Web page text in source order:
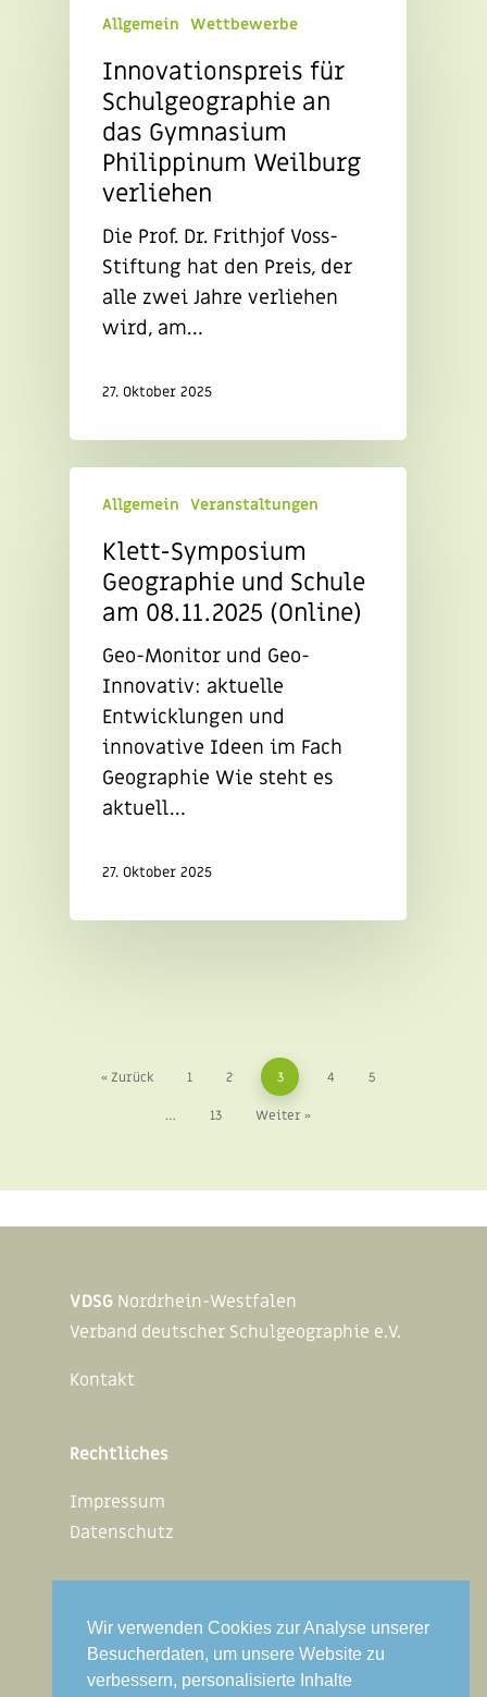
Allgemein Wettbewerbe
Innovationspreis für
Schulgeographie an
das Gymnasium
Philippinum Weilburg
verliehen
Die Prof. Dr. Frithjof Voss-
Stiftung hat den Preis, der
alle zwei Jahre verliehen
wird, am…
27. Oktober 2025
Allgemein Veranstaltungen
Klett-Symposium
Geographie und Schule
am 08.11.2025 (Online)
Geo-Monitor und Geo-
Innovativ: aktuelle
Entwicklungen und
innovative Ideen im Fach
Geographie Wie steht es
aktuell…
27. Oktober 2025
« Zurück 1 2 3 4 5
… 13 Weiter »
VDSG Nordrhein-Westfalen
Verband deutscher Schulgeographie e.V.
Kontakt
Rechtliches
Impressum
Datenschutz
Interner Bereich
Wir verwenden Cookies zur Analyse unserer
Besucherdaten, um unsere Website zu
verbessern, personalisierte Inhalte